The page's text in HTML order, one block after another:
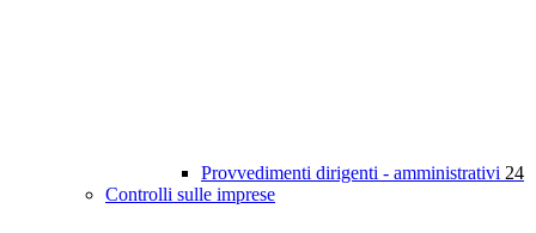
Provvedimenti dirigenti - amministrativi 24
Controlli sulle imprese